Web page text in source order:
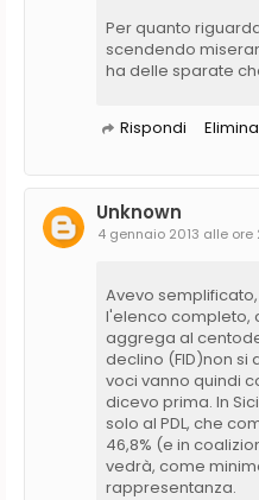
Per quanto
scendendo
ha delle sparate
Rispondi Elimina
Unknown
4 gennaio 2013 alle ore
Avevo
l'elenco completo,
aggrega al
declino (FID)non si
voci vanno quindi
dicevo prima. In
solo al PDL, che
46,8% (e in
vedrà, come
rappresentanza.